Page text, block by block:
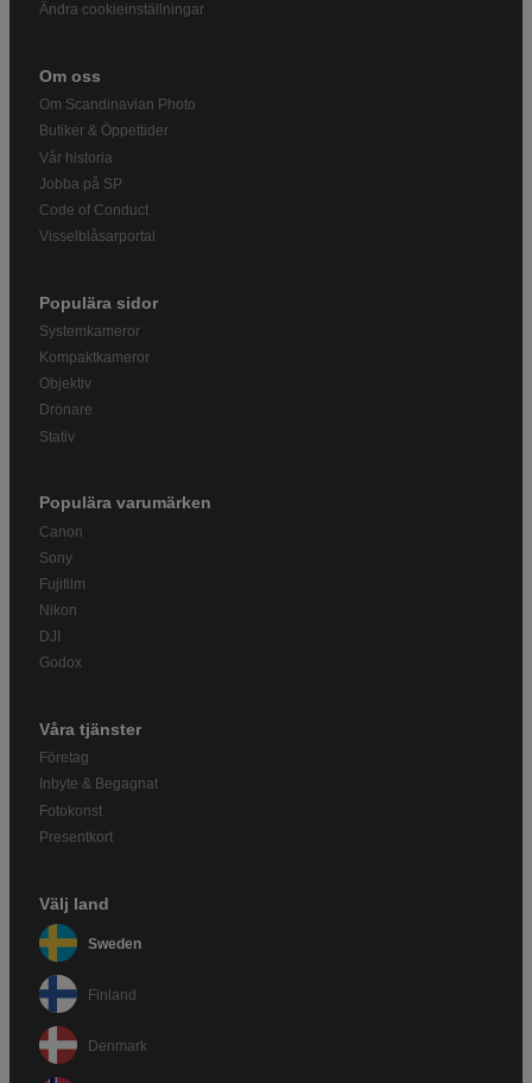
Ändra cookieinställningar
Om oss
Om Scandinavian Photo
Butiker & Öppettider
Vår historia
Jobba på SP
Code of Conduct
Visselblåsarportal
Populära sidor
Systemkameror
Kompaktkameror
Objektiv
Drönare
Stativ
Populära varumärken
Canon
Sony
Fujifilm
Nikon
DJI
Godox
Våra tjänster
Företag
Inbyte & Begagnat
Fotokonst
Presentkort
Välj land
Sweden
Finland
Denmark